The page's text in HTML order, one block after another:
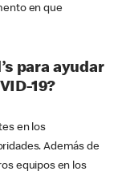
en que
para ayudar
19?
en los
Además de
equipos en los